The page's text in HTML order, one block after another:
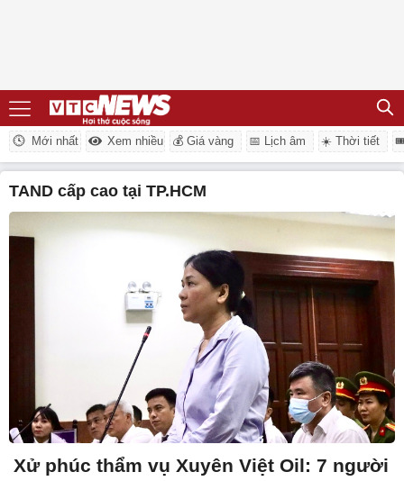
Mới nhất Xem nhiều 💰 Giá vàng 📅 Lịch âm ☀️ Thời tiết
TAND cấp cao tại TP.HCM
Xử phúc thẩm vụ Xuyên Việt Oil: 7 người